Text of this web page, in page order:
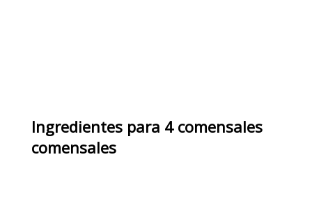
Ingredientespara 4 comensales
comensales